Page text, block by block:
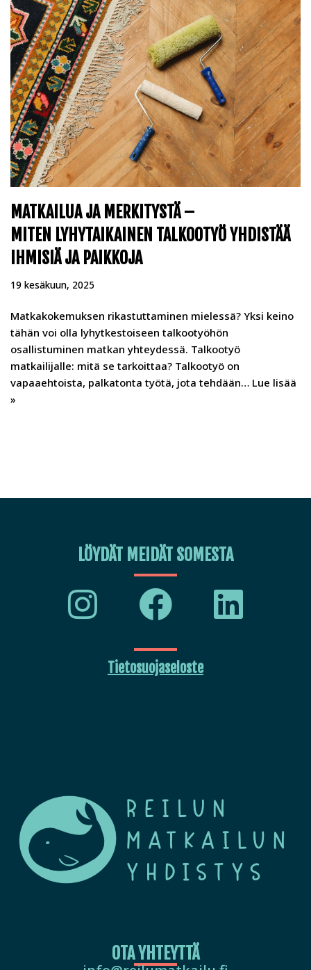
MATKAILUA JA MERKITYSTÄ –
MITEN LYHYTAIKAINEN TALKOOTYÖ YHDISTÄÄ
IHMISIÄ JA PAIKKOJA
19 kesäkuun, 2025
Matkakokemuksen rikastuttaminen mielessä? Yksi keino
tähän voi olla lyhytkestoiseen talkootyöhön
osallistuminen matkan yhteydessä. Talkootyö
matkailijalle: mitä se tarkoittaa? Talkootyö on
vapaaehtoista, palkatonta työtä, jota tehdään… Lue lisää
»
LÖYDÄT MEIDÄT SOMESTA
Tietosuojaseloste
OTA YHTEYTTÄ